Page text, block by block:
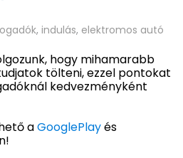
, indulás, elektromos autó
hogy mihamarabb
tölteni, ezzel pontokat
kedvezményként
aGooglePlayés